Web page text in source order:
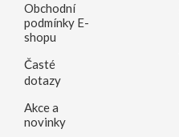
Obchodní
podmínky E-
shopu
Časté
dotazy
Akce a
novinky